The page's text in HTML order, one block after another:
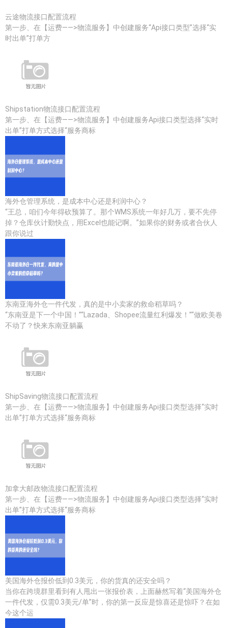
云途物流接口配置流程
第一步、在【运费——>物流服务】中创建服务“Api接口类型”选择“实
时出单”打单方
Shipstation物流接口配置流程
第一步、在【运费——>物流服务】中创建服务Api接口类型选择“实时
出单”打单方式选择“服务商标
海外仓管理系统，是成本中心还是利润中心？
“王总，咱们今年得砍预算了。那个WMS系统一年好几万，要不先停
掉？仓库伙计勤快点，用Excel也能记啊。”如果你的财务或者合伙人
跟你说过
东南亚海外仓一件代发，真的是中小卖家的救命稻草吗？
“东南亚是下一个中国！”“Lazada、Shopee流量红利爆发！”“做欧美卷
不动了？快来东南亚躺赢
ShipSaving物流接口配置流程
第一步、在【运费——>物流服务】中创建服务Api接口类型选择“实时
出单”打单方式选择“服务商标
加拿大邮政物流接口配置流程
第一步、在【运费——>物流服务】中创建服务Api接口类型选择“实时
出单”打单方式选择“服务商标
美国海外仓报价低到0.3美元，你的货真的还安全吗？
当你在跨境群里看到有人甩出一张报价表，上面赫然写着“美国海外仓
一件代发，仅需0.3美元/单”时，你的第一反应是惊喜还是惊吓？在如
今这个运